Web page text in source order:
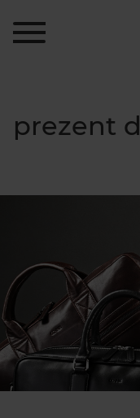
prezent